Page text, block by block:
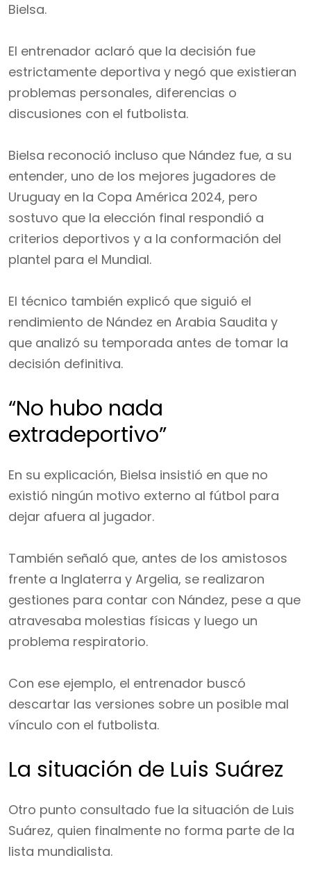
Bielsa.
El entrenador aclaró que la decisión fue
estrictamente deportiva y negó que existieran
problemas personales, diferencias o
discusiones con el futbolista.
Bielsa reconoció incluso que Nández fue, a su
entender, uno de los mejores jugadores de
Uruguay en la Copa América 2024, pero
sostuvo que la elección final respondió a
criterios deportivos y a la conformación del
plantel para el Mundial.
El técnico también explicó que siguió el
rendimiento de Nández en Arabia Saudita y
que analizó su temporada antes de tomar la
decisión definitiva.
“No hubo nada
extradeportivo”
En su explicación, Bielsa insistió en que no
existió ningún motivo externo al fútbol para
dejar afuera al jugador.
También señaló que, antes de los amistosos
frente a Inglaterra y Argelia, se realizaron
gestiones para contar con Nández, pese a que
atravesaba molestias físicas y luego un
problema respiratorio.
Con ese ejemplo, el entrenador buscó
descartar las versiones sobre un posible mal
vínculo con el futbolista.
La situación de Luis Suárez
Otro punto consultado fue la situación de Luis
Suárez, quien finalmente no forma parte de la
lista mundialista.